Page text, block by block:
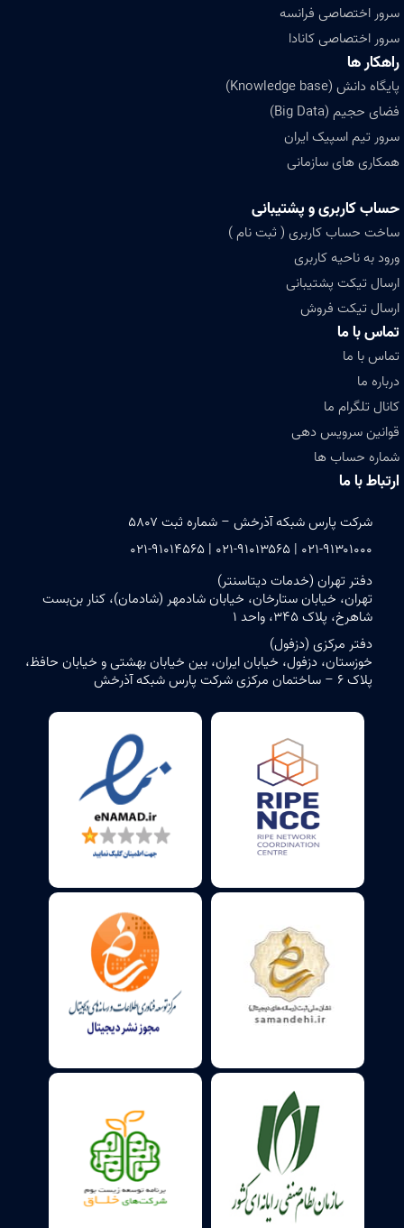
سرور اختصاصی فرانسه
سرور اختصاصی کانادا
راهکار ها
پایگاه دانش (Knowledge base)
فضای حجیم (Big Data)
سرور تیم اسپیک ایران
همکاری های سازمانی
حساب کاربری و پشتیبانی
ساخت حساب کاربری ( ثبت نام )
ورود به ناحیه کاربری
ارسال تیکت پشتیبانی
ارسال تیکت فروش
تماس با ما
تماس با ما
درباره ما
کانال تلگرام ما
قوانین سرویس دهی
شماره حساب ها
ارتباط با ما
شرکت پارس شبکه آذرخش – شماره ثبت ۵۸۰۷
۰۲۱-۹۱۳۰۱۰۰۰ | ۰۲۱-۹۱۰۱۳۵۶۵ | ۰۲۱-۹۱۰۱۴۵۶۵
دفتر تهران (خدمات دیتاسنتر)
تهران، خیابان ستارخان، خیابان شادمهر (شادمان)، کنار بن‌بست
شاهرخ، پلاک ۳۴۵، واحد ۱
دفتر مرکزی (دزفول)
خوزستان، دزفول، خیابان ایران، بین خیابان بهشتی و خیابان حافظ،
پلاک ۶ – ساختمان مرکزی شرکت پارس شبکه آذرخش